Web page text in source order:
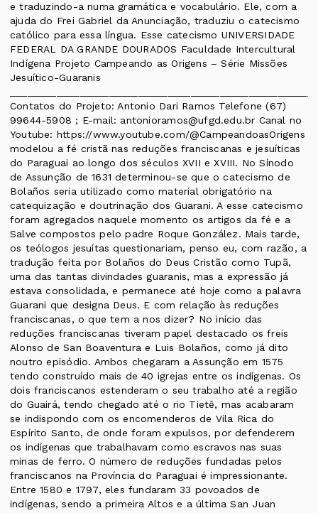
e traduzindo-a numa gramática e vocabulário. Ele, com a
ajuda do Frei Gabriel da Anunciação, traduziu o catecismo
católico para essa língua. Esse catecismo UNIVERSIDADE
FEDERAL DA GRANDE DOURADOS Faculdade Intercultural
Indígena Projeto Campeando as Origens – Série Missões
Jesuítico-Guaranis
Contatos do Projeto: Antonio Dari Ramos Telefone (67)
99644-5908 ; E-mail: antonioramos@ufgd.edu.br Canal no
Youtube: https://www.youtube.com/@CampeandoasOrigens
modelou a fé cristã nas reduções franciscanas e jesuíticas
do Paraguai ao longo dos séculos XVII e XVIII. No Sínodo
de Assunção de 1631 determinou-se que o catecismo de
Bolaños seria utilizado como material obrigatório na
catequização e doutrinação dos Guarani. A esse catecismo
foram agregados naquele momento os artigos da fé e a
Salve compostos pelo padre Roque González. Mais tarde,
os teólogos jesuítas questionariam, penso eu, com razão, a
tradução feita por Bolaños do Deus Cristão como Tupã,
uma das tantas divindades guaranis, mas a expressão já
estava consolidada, e permanece até hoje como a palavra
Guarani que designa Deus. E com relação às reduções
franciscanas, o que tem a nos dizer? No início das
reduções franciscanas tiveram papel destacado os freis
Alonso de San Boaventura e Luis Bolaños, como já dito
noutro episódio. Ambos chegaram a Assunção em 1575
tendo construído mais de 40 igrejas entre os indígenas. Os
dois franciscanos estenderam o seu trabalho até a região
do Guairá, tendo chegado até o rio Tietê, mas acabaram
se indispondo com os encomenderos de Vila Rica do
Espírito Santo, de onde foram expulsos, por defenderem
os indígenas que trabalhavam como escravos nas suas
minas de ferro. O número de reduções fundadas pelos
franciscanos na Província do Paraguai é impressionante.
Entre 1580 e 1797, eles fundaram 33 povoados de
indígenas, sendo a primeira Altos e a última San Juan